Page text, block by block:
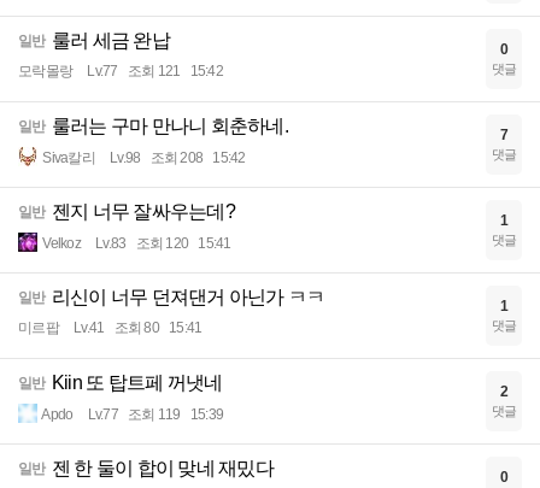
일반 룰러 세금 완납
모락몰랑 Lv.77 조회 121 15:42
0
댓글
일반 룰러는 구마 만나니 회춘하네.
Siva칼리 Lv.98 조회 208 15:42
7
댓글
일반 젠지 너무 잘싸우는데?
Velkoz Lv.83 조회 120 15:41
1
댓글
일반 리신이 너무 던져댄거 아닌가 ㅋㅋ
미르팝 Lv.41 조회 80 15:41
1
댓글
일반 Kiin 또 탑트페 꺼냇네
Apdo Lv.77 조회 119 15:39
2
댓글
일반 젠 한 둘이 합이 맞네 재밌다 0